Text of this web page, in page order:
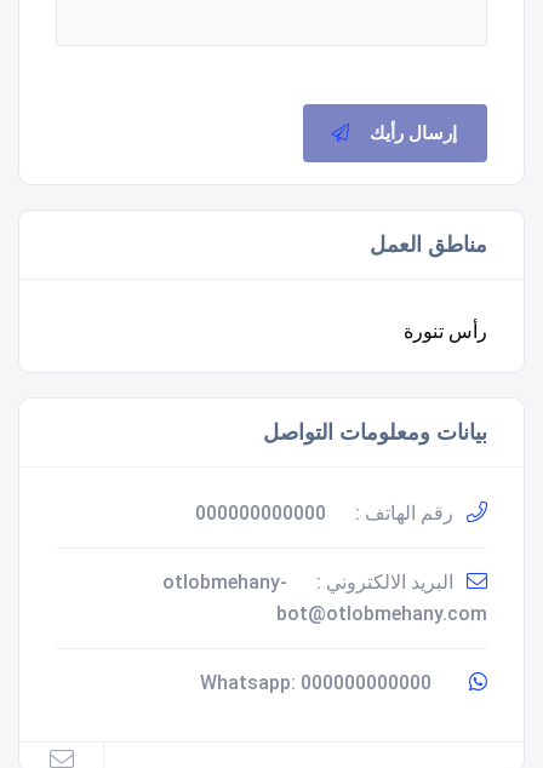
إرسال رأيك
مناطق العمل
رأس تنورة
بيانات ومعلومات التواصل
رقم الهاتف : 000000000000
البريد الالكتروني :
otlobmehany-
bot@otlobmehany.com
000000000000